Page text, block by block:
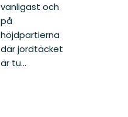
vanligast och
på
höjdpartierna
där jordtäcket
är tu...